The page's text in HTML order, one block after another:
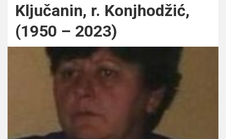
Ključanin, r. Konjhodžić,
(1950 – 2023)